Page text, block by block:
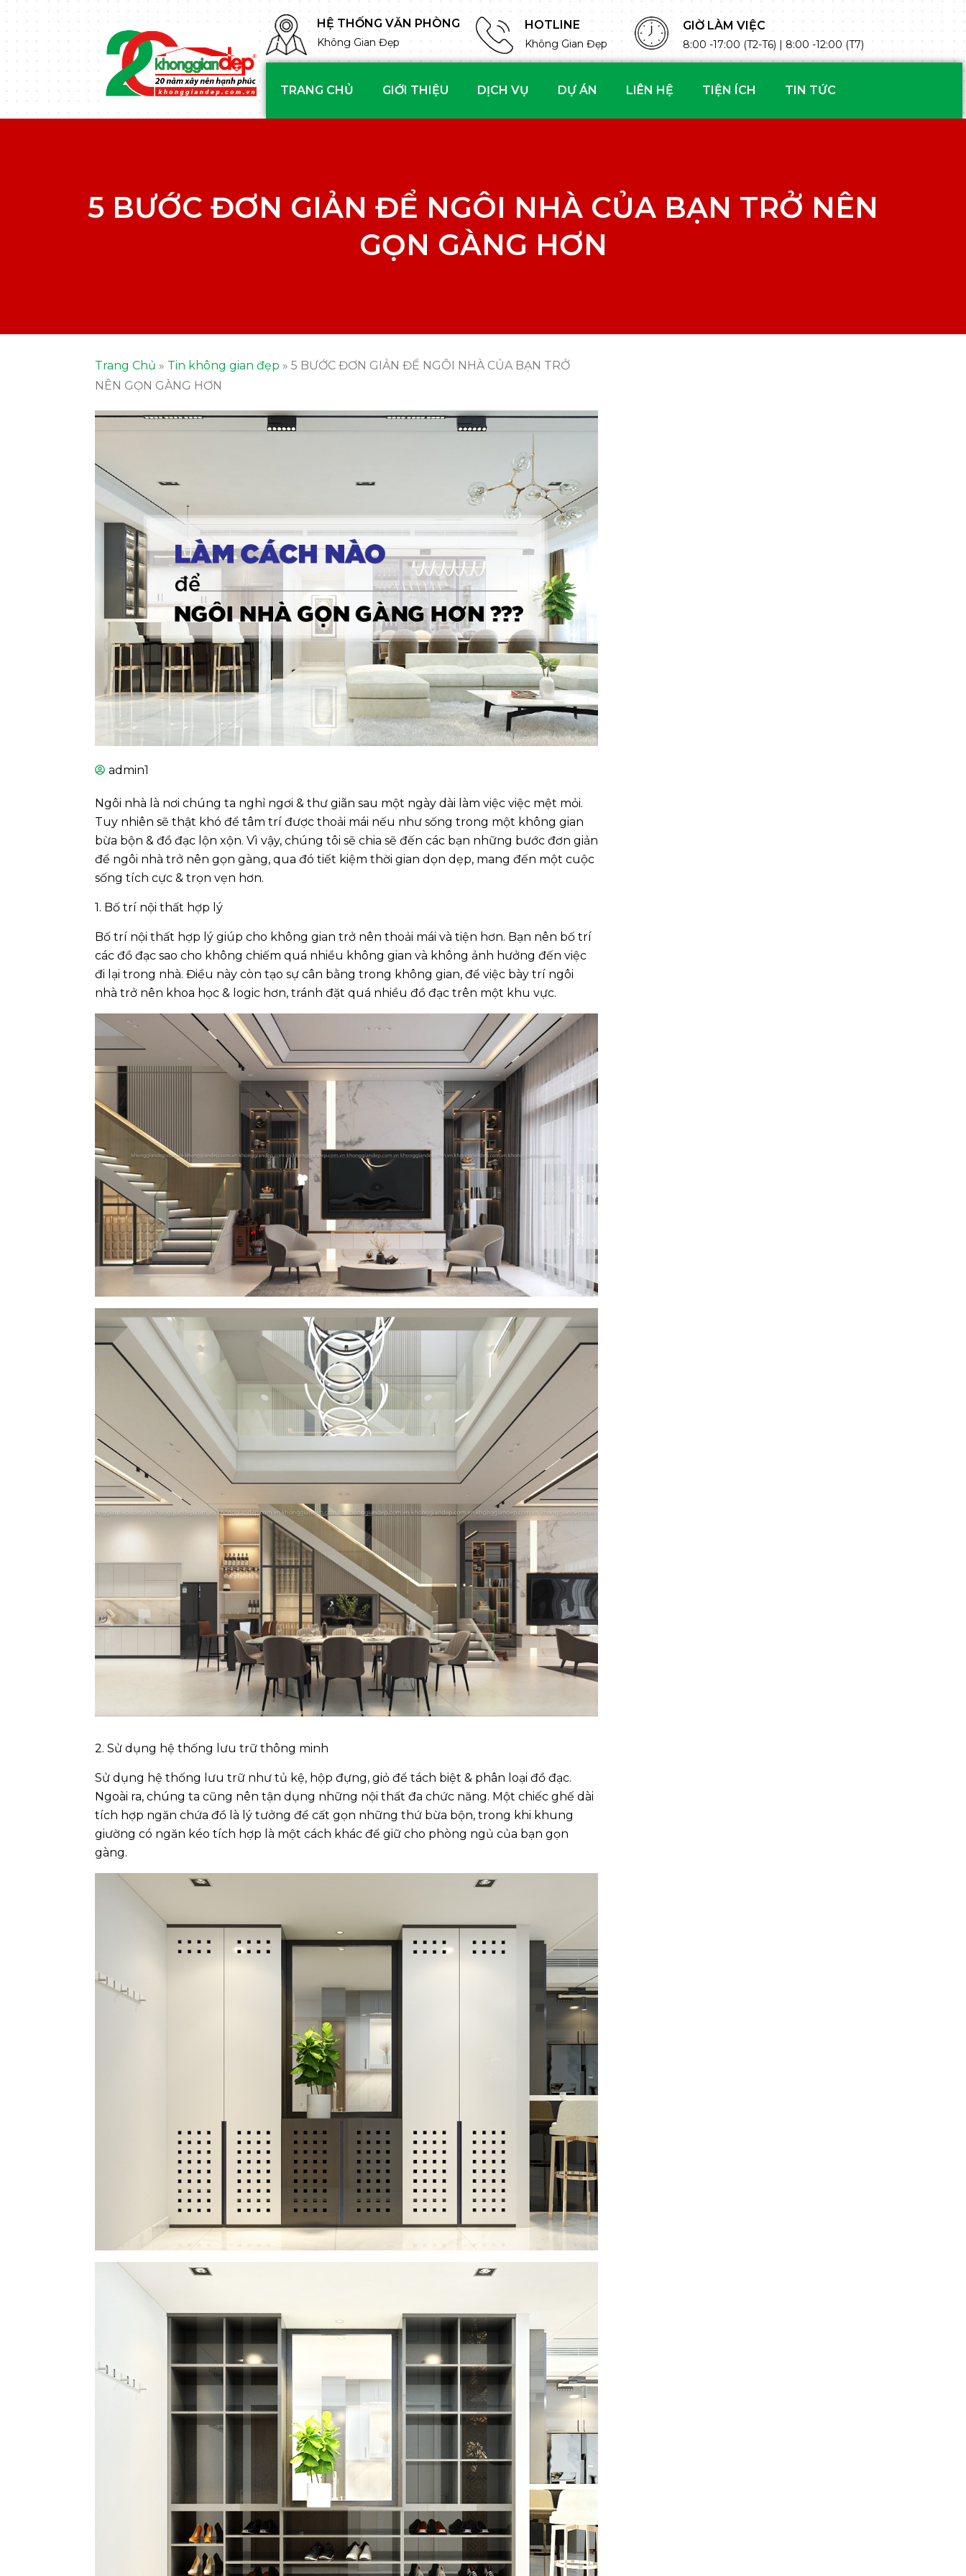
HỆ THỐNG VĂN PHÒNG
Không Gian Đẹp
HOTLINE
Không Gian Đẹp
GIỜ LÀM VIỆC
8:00 -17:00 (T2-T6) | 8:00 -12:00 (T7)
TRANG CHỦ GIỚI THIỆU DỊCH VỤ DỰ ÁN LIÊN HỆ TIỆN ÍCH TIN TỨC
5 BƯỚC ĐƠN GIẢN ĐỂ NGÔI NHÀ CỦA BẠN TRỞ NÊN
GỌN GÀNG HƠN
Trang Chủ » Tin không gian đẹp » 5 BƯỚC ĐƠN GIẢN ĐỂ NGÔI NHÀ CỦA BẠN TRỞ
NÊN GỌN GÀNG HƠN
admin1
Ngôi nhà là nơi chúng ta nghỉ ngơi & thư giãn sau một ngày dài làm việc việc mệt mỏi.
Tuy nhiên sẽ thật khó để tâm trí được thoải mái nếu như sống trong một không gian
bừa bộn & đồ đạc lộn xộn. Vì vậy, chúng tôi sẽ chia sẽ đến các bạn những bước đơn giản
để ngôi nhà trở nên gọn gàng, qua đó tiết kiệm thời gian dọn dẹp, mang đến một cuộc
sống tích cực & trọn vẹn hơn.
1. Bố trí nội thất hợp lý
Bố trí nội thất hợp lý giúp cho không gian trở nên thoải mái và tiện hơn. Bạn nên bố trí
các đồ đạc sao cho không chiếm quá nhiều không gian và không ảnh hưởng đến việc
đi lại trong nhà. Điều này còn tạo sự cân bằng trong không gian, để việc bày trí ngôi
nhà trở nên khoa học & logic hơn, tránh đặt quá nhiều đồ đạc trên một khu vực.
2. Sử dụng hệ thống lưu trữ thông minh
Sử dụng hệ thống lưu trữ như tủ kệ, hộp đựng, giỏ để tách biệt & phân loại đồ đạc.
Ngoài ra, chúng ta cũng nên tận dụng những nội thất đa chức năng. Một chiếc ghế dài
tích hợp ngăn chứa đồ là lý tưởng để cất gọn những thứ bừa bộn, trong khi khung
giường có ngăn kéo tích hợp là một cách khác để giữ cho phòng ngủ của bạn gọn
gàng.